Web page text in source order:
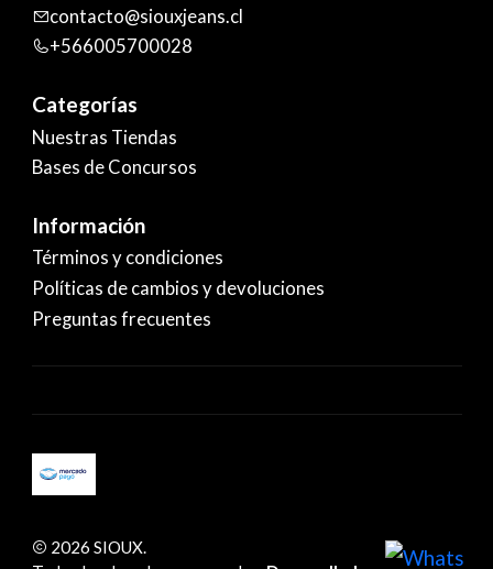
contacto@siouxjeans.cl
+566005700028
Categorías
Nuestras Tiendas
Bases de Concursos
Información
Términos y condiciones
Políticas de cambios y devoluciones
Preguntas frecuentes
2026 SIOUX.